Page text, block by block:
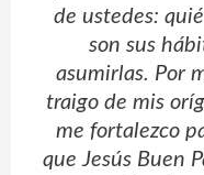
de ustedes:
son sus
asumirlas. Por
traigo de mis
me fortalezco
que Jesús Buen